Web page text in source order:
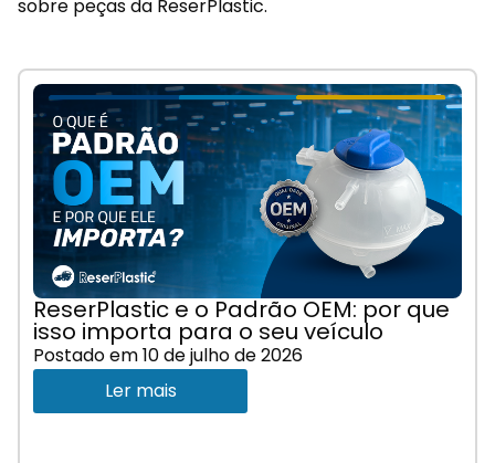
sobre peças da ReserPlastic.
ReserPlastic e o Padrão OEM: por que
isso importa para o seu veículo
Postado em10 de julho de 2026
Ler mais